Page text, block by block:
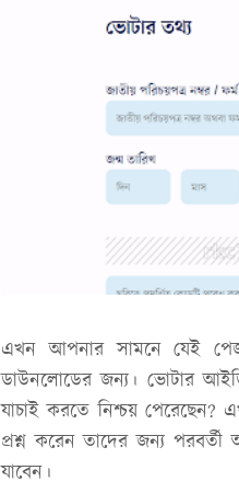
এখন আপনার সামনে যেই
ডাউনলোডের জন্য। ভোটার
যাচাই করতে নিশ্চয়
প্রশ্ন করেন তাদের জন্য
যাবেন।